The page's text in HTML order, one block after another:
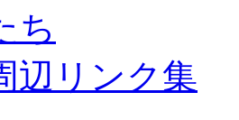
ち
辺リンク集